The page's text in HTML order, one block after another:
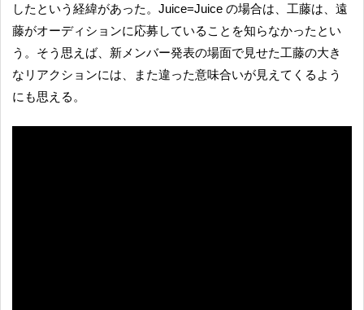
したという経緯があった。Juice=Juice の場合は、工藤は、遠
藤がオーディションに応募していることを知らなかったとい
う。そう思えば、新メンバー発表の場面で見せた工藤の大き
なリアクションには、また違った意味合いが見えてくるよう
にも思える。